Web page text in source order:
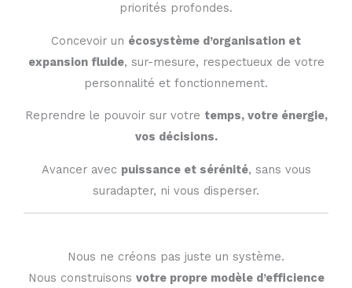
priorités profondes.
Concevoir un écosystème d’organisation et
expansion fluide, sur-mesure, respectueux de votre
personnalité et fonctionnement.
Reprendre le pouvoir sur votre temps, votre énergie,
vos décisions.
Avancer avec puissance et sérénité, sans vous
suradapter, ni vous disperser.
Nous ne créons pas juste un système.
Nous construisons votre propre modèle d’efficience